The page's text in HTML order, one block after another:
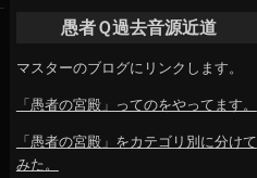
愚者Ｑ過去音源近道
マスターのブログにリンクします。
「愚者の宮殿」ってのをやってます。
「愚者の宮殿」をカテゴリ別に分けて
みた。